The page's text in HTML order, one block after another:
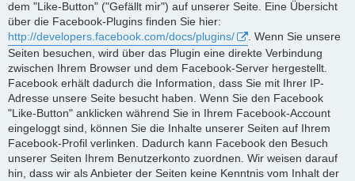
dem "Like-Button" ("Gefällt mir") auf unserer Seite. Eine Übersicht
über die Facebook-Plugins finden Sie hier:
http://developers.facebook.com/docs/plugins/
. Wenn Sie unsere
Seiten besuchen, wird über das Plugin eine direkte Verbindung
zwischen Ihrem Browser und dem Facebook-Server hergestellt.
Facebook erhält dadurch die Information, dass Sie mit Ihrer IP-
Adresse unsere Seite besucht haben. Wenn Sie den Facebook
"Like-Button" anklicken während Sie in Ihrem Facebook-Account
eingeloggt sind, können Sie die Inhalte unserer Seiten auf Ihrem
Facebook-Profil verlinken. Dadurch kann Facebook den Besuch
unserer Seiten Ihrem Benutzerkonto zuordnen. Wir weisen darauf
hin, dass wir als Anbieter der Seiten keine Kenntnis vom Inhalt der